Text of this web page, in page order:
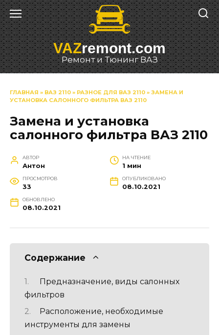
Перейти
к
содержанию
VAZremont.com
Ремонт и Тюнинг ВАЗ
ГЛАВНАЯ » ВАЗ 2110 » РАЗНОЕ ДЛЯ ВАЗ 2110 » ЗАМЕНА И
УСТАНОВКА САЛОННОГО ФИЛЬТРА ВАЗ 2110
Замена и установка
салонного фильтра ВАЗ 2110
АВТОР
Антон
НА ЧТЕНИЕ
1 мин
ПРОСМОТРОВ
33
ОПУБЛИКОВАНО
08.10.2021
ОБНОВЛЕНО
08.10.2021
Содержание
Предназначение, виды салонных
фильтров
Расположение, необходимые
инструменты для замены